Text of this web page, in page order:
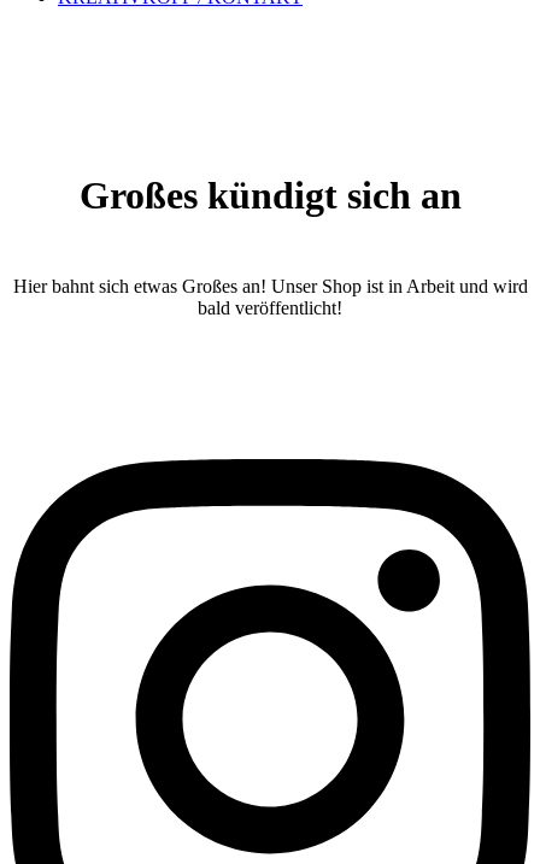
Großes kündigt sich an
Hier bahnt sich etwas Großes an! Unser Shop ist in Arbeit und wird
bald veröffentlicht!